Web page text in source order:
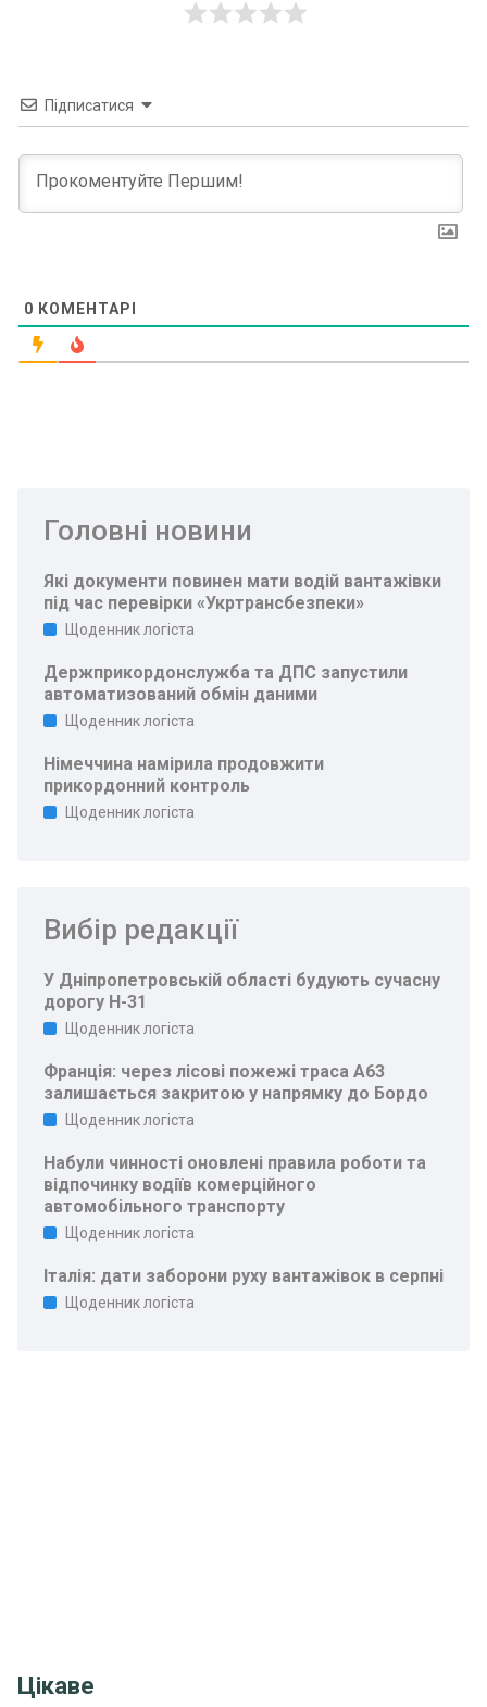
Підписатися
0 КОМЕНТАРІ
Головні новини
Які документи повинен мати водій вантажівки
під час перевірки «Укртрансбезпеки»
Щоденник логіста
Держприкордонслужба та ДПС запустили
автоматизований обмін даними
Щоденник логіста
Німеччина намірила продовжити
прикордонний контроль
Щоденник логіста
Вибір редакції
У Дніпропетровській області будують сучасну
дорогу Н-31
Щоденник логіста
Франція: через лісові пожежі траса A63
залишається закритою у напрямку до Бордо
Щоденник логіста
Набули чинності оновлені правила роботи та
відпочинку водіїв комерційного
автомобільного транспорту
Щоденник логіста
Італія: дати заборони руху вантажівок в серпні
Щоденник логіста
Цікаве